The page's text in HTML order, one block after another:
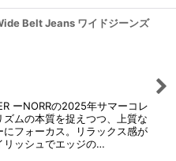
Belt Jeans ワイドジーンズ
ーNORRの2025年サマーコレ
ムの本質を捉えつつ、上質な
フォーカス。リラックス感が
リッシュでエッジの…